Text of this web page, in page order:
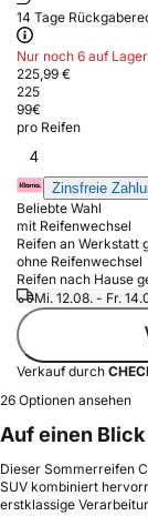
14 Tage
Nur noch 6 auf Lager
225,99 €
225
99€
pro Reifen
4
Zinsfreie
Beliebte Wahl
mit Reifenwechsel
Reifen an Werkstatt
ohne Reifenwechsel
Reifen nach Hause
Mi. 12.08. - Fr.
Verkauf durch
26 Optionen ansehen
Auf einen Blick
Dieser Sommerreifen
SUV kombiniert
erstklassige